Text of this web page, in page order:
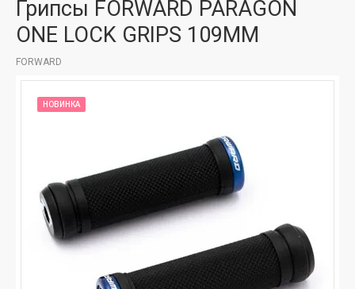
Грипсы FORWARD PARAGON
ONE LOCK GRIPS 109MM
FORWARD
НОВИНКА